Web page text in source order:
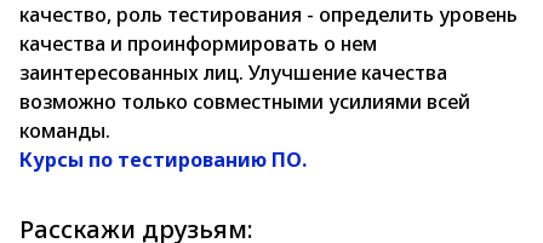
качество, роль тестирования - определить уровень
качества и проинформировать о нем
заинтересованных лиц. Улучшение качества
возможно только совместными усилиями всей
команды.
Курсы по тестированию ПО.
Расскажи друзьям: